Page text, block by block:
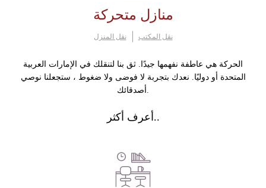
منازل متحركة
نقل المنزل نقل المكتب
الحركة هي عاطفة نفهمها جيدًا. ثق بنا لتنقلك في الإمارات العربية
المتحدة أو دوليًا. نعدك بتجربة لا فوضى ولا ضغوط ، ستجعلنا نوصي
أعرف أكثر..